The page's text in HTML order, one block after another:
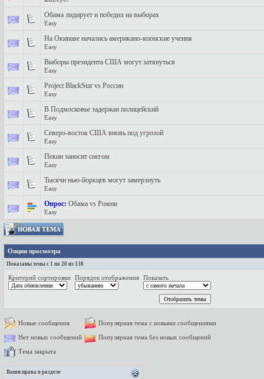
Обама лидирует и победил на выборах
Easy
На Окинаве начались американо-японские учения
Easy
Выборы президента США могут затянуться
Easy
Project BlackStar vs России
Easy
В Подмосковье задержан полицейский
Easy
Северо-восток США вновь под угрозой
Easy
Пекин заносит снегом
Easy
Тысячи нью-йоркцев могут замерзнуть
Easy
Опрос: Обама vs Ромни
Easy
Опции просмотра
Показаны темы с 1 по 20 из 138
Критерий сортировки Порядок отображения Показать
Новые сообщения
Популярная тема с новыми сообщениями
Нет новых сообщений
Популярная тема без новых сообщений
Тема закрыта
Ваши права в разделе